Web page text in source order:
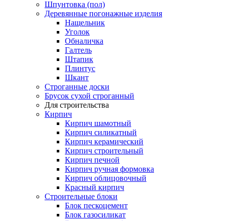
Шпунтовка (пол)
Деревянные погонажные изделия
Нащельник
Уголок
Обналичка
Галтель
Штапик
Плинтус
Шкант
Строганные доски
Брусок сухой строганный
Для строительства
Кирпич
Кирпич шамотный
Кирпич силикатный
Кирпич керамический
Кирпич строительный
Кирпич печной
Кирпич ручная формовка
Кирпич облицовочный
Красный кирпич
Строительные блоки
Блок пескоцемент
Блок газосиликат